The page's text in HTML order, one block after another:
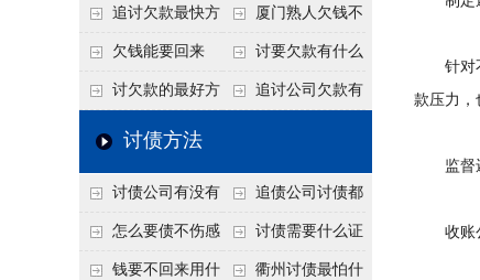
书面承诺的法律效力 的心态催收事半功倍
纷咋办？这一招好开
口
讨
追讨欠款最快方
法是什么？
厦门熟人欠钱不
还？2026年合法秘
籍！
欠钱能要回来
吗？
讨要欠款有什么
好办法
讨欠款的最好方 追讨公司欠款有
讨债方法
讨债公司有没有
行业协会？正规机构
的行业自律和认证
追债公司讨债都
有哪些手段
怎么要债不伤感
情？
讨债需要什么证
据
钱要不回来用什 衢州讨债最怕什
针对不
款压力，
监督
收账公